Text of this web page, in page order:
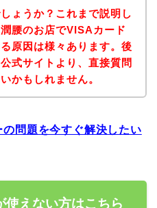
ょうか？これまで説明し
腰のお店でVISAカード
原因は様々あります。後
式サイトより、直接質問
かもしれません。
問題を今すぐ解決したい
えない方はこちら